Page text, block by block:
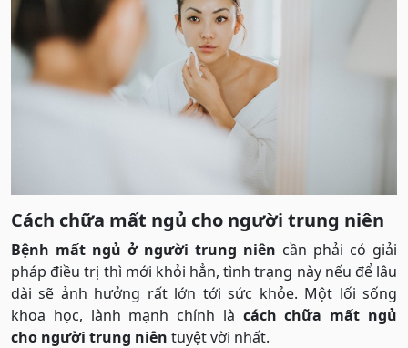
Cách chữa mất ngủ cho người trung niên
Bệnh mất ngủ ở người trung niên cần phải có giải
pháp điều trị thì mới khỏi hẳn, tình trạng này nếu để lâu
dài sẽ ảnh hưởng rất lớn tới sức khỏe. Một lối sống
khoa học, lành mạnh chính là cách chữa mất ngủ
cho người trung niên tuyệt vời nhất.